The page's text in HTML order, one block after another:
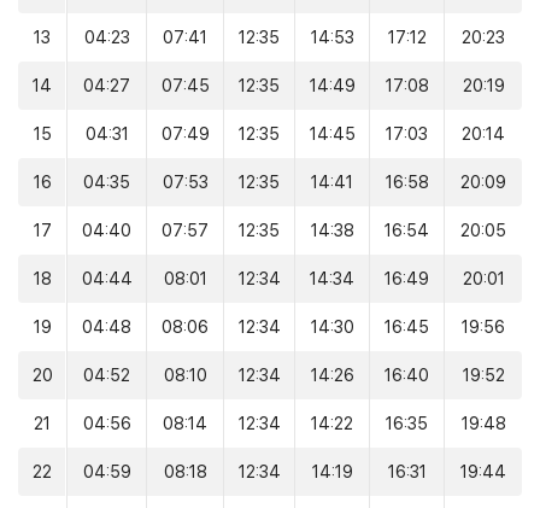
13 04:23 07:41 12:35 14:53 17:12 20:23
14 04:27 07:45 12:35 14:49 17:08 20:19
15 04:31 07:49 12:35 14:45 17:03 20:14
16 04:35 07:53 12:35 14:41 16:58 20:09
17 04:40 07:57 12:35 14:38 16:54 20:05
18 04:44 08:01 12:34 14:34 16:49 20:01
19 04:48 08:06 12:34 14:30 16:45 19:56
20 04:52 08:10 12:34 14:26 16:40 19:52
21 04:56 08:14 12:34 14:22 16:35 19:48
22 04:59 08:18 12:34 14:19 16:31 19:44